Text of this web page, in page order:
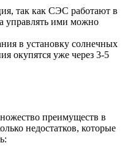
так как СЭС работают в
управлять ими можно
в установку солнечных
окупятся уже через 3-5
преимуществ в
недостатков, которые